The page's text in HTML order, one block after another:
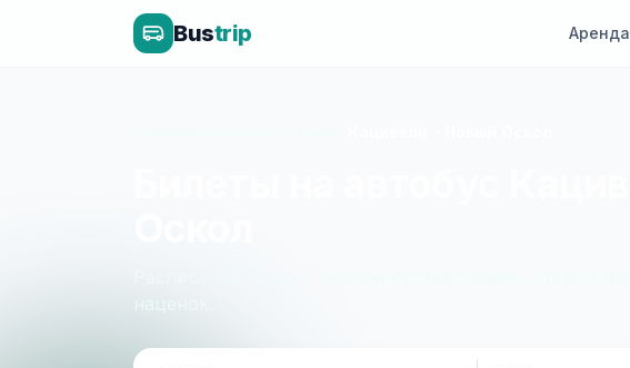
Bustrip Аренда